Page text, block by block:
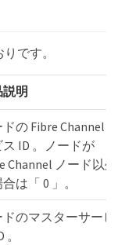
です。
明
ドの Fibre Channel
ス ID 。ノードが
Channel ノード以外
は「 0 」。
ドのマスターサービ
。